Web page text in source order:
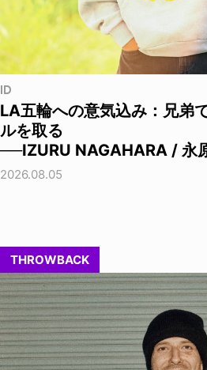
ID
LA五輪への意気込み：兄弟
ルを取る
──IZURU NAGAHARA / 永
2026.08.05
THROWBACK